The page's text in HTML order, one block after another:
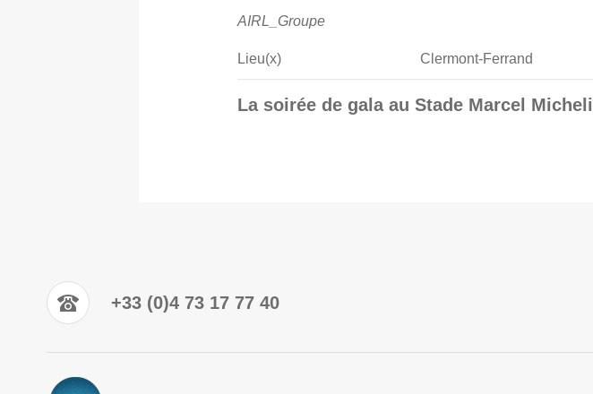
AIRL_Groupe
Lieu(x) Clermont-Ferrand
La soirée de gala au Stade Marcel
+33 (0)4 73 17 77 40